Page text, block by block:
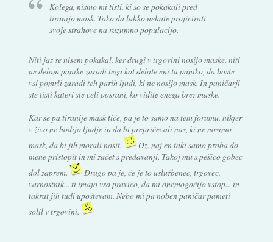
Kolega, nismo mi tisti, ki so se pokakali pred
tiranijo mask. Tako da lahko nehate projicirati
svoje strahove na razumno populacijo.
Niti jaz se nisem pokakal, ker drugi v trgovini nosijo maske, niti
ne delam panike zaradi tega kot delate eni tu paniko, da boste
vsi pomrli zaradi teh parih ljudi, ki ne nosijo mask. In paničarji
ste tisti kateri ste celi posrani, ko vidite enega brez maske.
Kar se pa tiranije mask tiče, pa je to samo na tem forumu, nikjer
v živo ne hodijo ljudje in da bi prepričevali nas, ki ne nosimo
mask, da bi jih morali nosit.
Oz. naj en taki samo proba do
mene pristopit in mi začet s predavanji. Takoj mu s pešico gobec
dol zaprem.
Drugo pa je, če je to uslužbenec, trgovec,
varnostnik... ti imajo vso pravico, da mi onemogočijo vstop... in
takrat jih tudi upoštevam. Nebo mi pa noben paničar pameti
solil v trgovini.